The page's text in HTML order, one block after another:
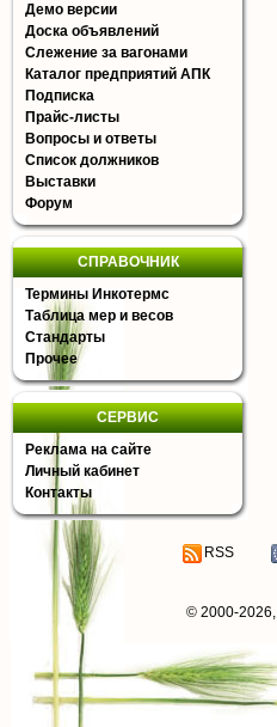
Демо версии
Доска объявлений
Слежение за вагонами
Каталог предприятий АПК
Подписка
Прайс-листы
Вопросы и ответы
Список должников
Выставки
Форум
СПРАВОЧНИК
Термины Инкотермс
Таблица мер и весов
Стандарты
Прочее
СЕРВИС
Реклама на сайте
Личный кабинет
Контакты
RSS
© 2000-2026,